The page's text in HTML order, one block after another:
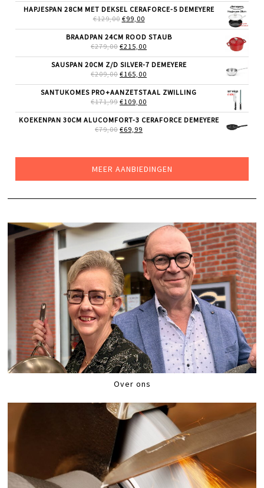
WAS:
€189,00.
IS:
HAPJESPAN 28CM MET DEKSEL CERAFORCE-5 DEMEYERE
€129,00 OORSPRONKELIJKE
WAS:
€129,00.
€99,00HUIDIGE
IS:
€99,00.
BRAADPAN 24CM ROOD STAUB
€279,00 OORSPRONKELIJKE
WAS:
€279,00.
€215,00
IS:
SAUSPAN 20CM Z/D SILVER-7 DEMEYERE
€209,00 OORSPRONKELIJKE
WAS:
€209,00.
€165,00
IS:
SANTUKOMES PRO+AANZETSTAAL ZWILLING
€171,99 OORSPRONKELIJKE
WAS:
€171,99.
€109,00
IS:
KOEKENPAN 30CM ALUCOMFORT-3 CERAFORCE DEMEYERE
€79,00 OORSPRONKELIJKE
€69,99
MEER AANBIEDINGEN
Over ons